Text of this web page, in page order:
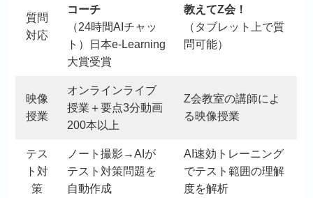
質問
対応
コーチ
（24時間AIチャッ
ト）日本e-Learning
大賞受賞
教えてZ会！
（タブレット上で質
問可能）
映像
授業
オンラインライブ
授業＋要点3分動画
200本以上
Z会教室の講師によ
る映像授業
テス
ト対
策
ノート撮影→AIが
テスト対策問題を
自動作成
AI速効トレーニング
でテスト範囲の理解
度を解析